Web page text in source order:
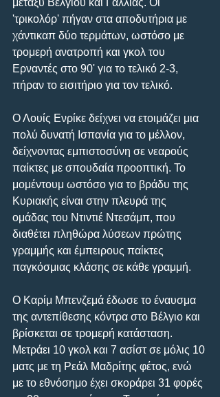
μεταξύ Βελγίου και Γαλλίας. Οι
'τρικολόρ' πήγαν στα αποδυτήρια με
χάντικαπ δύο τερμάτων, ωστόσο με
τρομερή ανατροπή και γκολ του
Ερναντές στο 90' για το τελικό 2-3,
πήραν το εισιτήριο για τον τελικό.
Ο Λουίς Ενρίκε δείχνει να ετοιμάζει μια
πολύ δυνατή Ισπανία για το μέλλον,
δείχνοντας εμπιστοσύνη σε νεαρούς
παίκτες με σπουδαία προοπτική. Το
μομέντουμ ωστόσο για το βράδυ της
Κυριακής είναι στην πλευρά της
ομάδας του Ντιντιέ Ντεσάμπ, που
διαθέτει πληθώρα λύσεων πρώτης
γραμμής και έμπειρους παίκτες
παγκόσμιας κλάσης σε κάθε γραμμή.
Ο Καρίμ Μπενζεμά έδωσε το έναυσμα
της αντεπίθεσης κόντρα στο Βέλγιο και
βρίσκεται σε τρομερή κατάσταση.
Μετράει 10 γκολ και 7 ασίστ σε μόλις 10
ματς με τη Ρεάλ Μαδρίτης φέτος, ενώ
με το εθνόσημο έχει σκοράρει 31 φορές